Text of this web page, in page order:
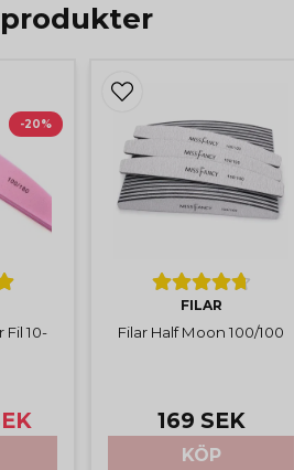
Fil 10-
-20%
FILAR
Filar Half Moon 100/100
169 SEK
KÖP